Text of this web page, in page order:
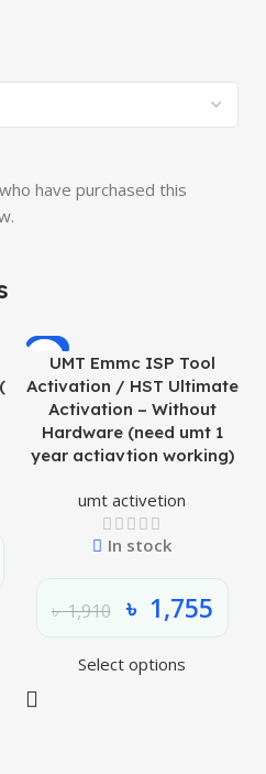
have purchased this
-8%
UMT Emmc ISP Tool
Activation / HST Ultimate
Activation – Without
Hardware (need umt 1
year actiavtion working)
umt activetion
In stock
৳1,910 ৳ 1,755
Select options